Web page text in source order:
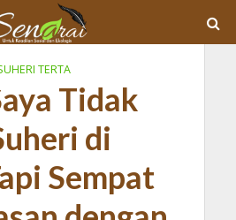
TERTA
Tidak
di
Sempat